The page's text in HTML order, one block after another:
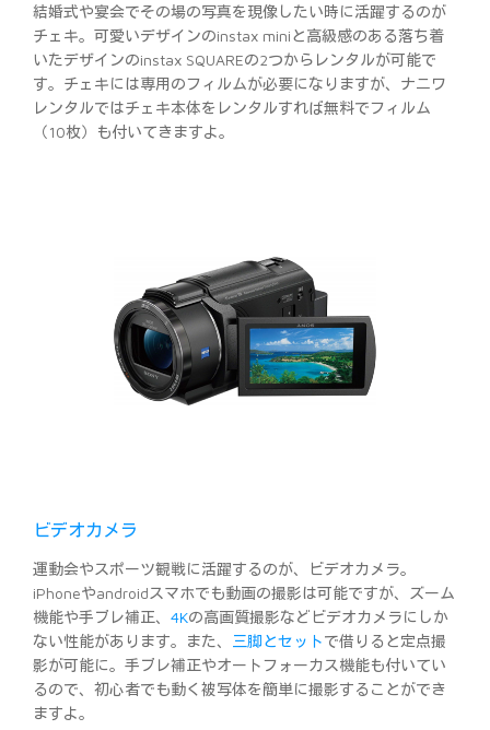
結婚式や宴会でその場の写真を現像したい時に活躍するのが
チェキ。可愛いデザインのinstax miniと高級感のある落ち着
いたデザインのinstax SQUAREの2つからレンタルが可能で
す。チェキには専用のフィルムが必要になりますが、ナニワ
レンタルではチェキ本体をレンタルすれば無料でフィルム
（10枚）も付いてきますよ。
ビデオカメラ
運動会やスポーツ観戦に活躍するのが、ビデオカメラ。
iPhoneやandroidスマホでも動画の撮影は可能ですが、ズーム
機能や手ブレ補正、 4Kの高画質撮影などビデオカメラにしか
ない性能があります。また、
三脚とセットで借りると定点撮
影が可能に。手ブレ補正やオートフォーカス機能も付いてい
るので、初心者でも動く被写体を簡単に撮影することができ
ますよ。